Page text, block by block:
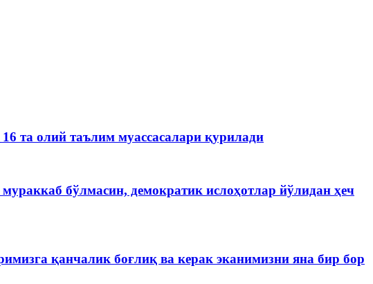
та олий таълим муассасалари қурилади
бўлмасин, демократик ислоҳотлар йўлидан ҳеч
қанчалик боғлиқ ва керак эканимизни яна бир бор